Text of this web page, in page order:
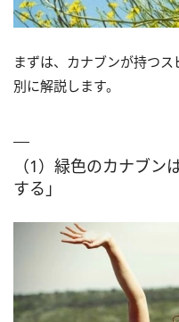
まずは、カナブンが持つ
別に解説します。
（1）緑色のカナブ
する」